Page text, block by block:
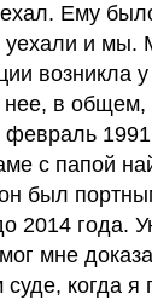
Ему
уехали и мы.
возникла
нее, в
с папой
был
2014 года.
мне
когда я